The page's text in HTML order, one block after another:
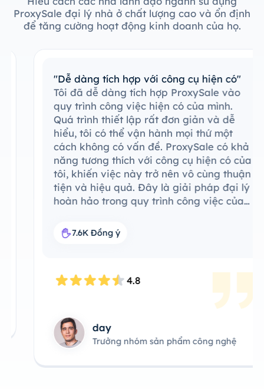
ProxySale đại lý nhà ở chất lượng cao và ổn định
để tăng cường hoạt động kinh doanh của họ.
"Dễ dàng tích hợp với công cụ hiện có"
Tôi đã dễ dàng tích hợp ProxySale vào
quy trình công việc hiện có của mình.
Quá trình thiết lập rất đơn giản và dễ
hiểu, tôi có thể vận hành mọi thứ một
cách không có vấn đề. ProxySale có khả
năng tương thích với công cụ hiện có của
tôi, khiến việc này trở nên vô cùng thuận
tiện và hiệu quả. Đây là giải pháp đại lý
hoàn hảo trong quy trình công việc của
7.6K Đồng ý
4.8
day
Trưởng nhóm sản phẩm công nghệ